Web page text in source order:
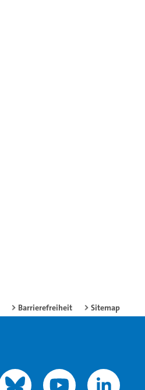
Barrierefreiheit Sitemap